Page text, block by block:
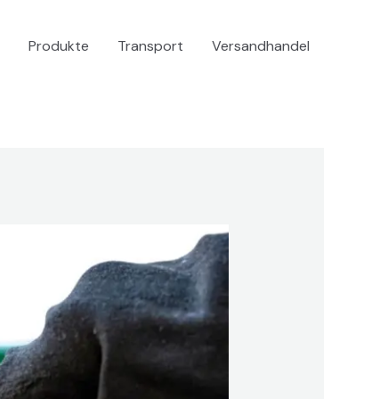
Produkte Transport Versandhandel